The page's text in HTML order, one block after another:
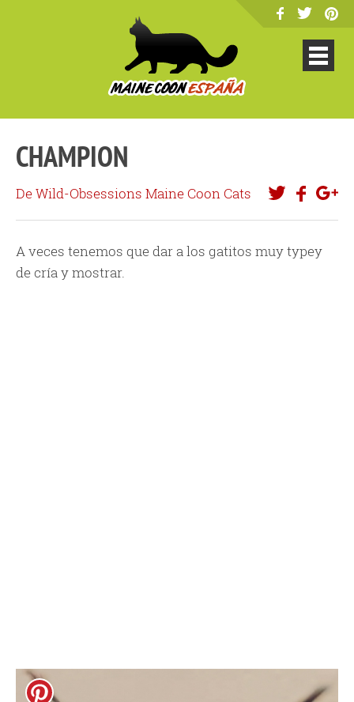
CHAMPION
De Wild-Obsessions Maine Coon Cats
A veces tenemos que dar a los gatitos muy typey
de cría y mostrar.